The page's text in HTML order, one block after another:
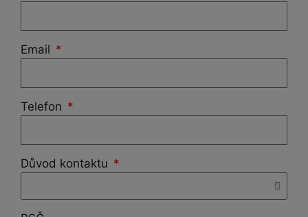
Email
Telefon
Důvod kontaktu